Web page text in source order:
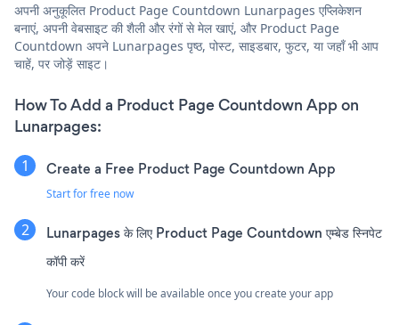
अपनी अनुकूलित Product Page Countdown Lunarpages एप्लिकेशन
बनाएं, अपनी वेबसाइट की शैली और रंगों से मेल खाएं, और Product Page
Countdown अपने Lunarpages पृष्ठ, पोस्ट, साइडबार, फुटर, या जहाँ भी आप
चाहें, पर जोड़ें साइट।
How To Add a Product Page Countdown App on
Lunarpages:
Create a Free Product Page Countdown App
Start for free now
Lunarpages के लिए Product Page Countdown एम्बेड स्निपेट
कॉपी करें
Your code block will be available once you create your app